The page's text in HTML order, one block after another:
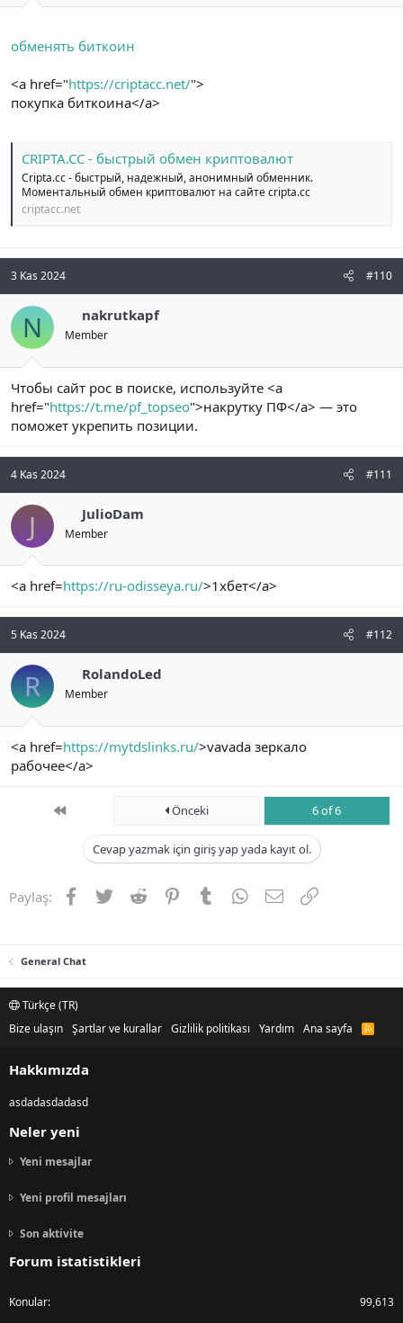
обменять биткоин
<a href="https://criptacc.net/">
покупка биткоина</a>
CRIPTA.CC - быстрый обмен криптовалют
Cripta.cc - быстрый, надежный, анонимный обменник.
Моментальный обмен криптовалют на сайте cripta.cc
criptacc.net
3 Kas 2024 #110
N nakrutkapf
Member
Чтобы сайт рос в поиске, используйте <a
href="https://t.me/pf_topseo">накрутку ПФ</a> — это
поможет укрепить позиции.
4 Kas 2024 #111
J JulioDam
Member
<a href=https://ru-odisseya.ru/>1хбет</a>
5 Kas 2024 #112
R RolandoLed
Member
<a href=https://mytdslinks.ru/>vavada зеркало
рабочее</a>
First Önceki 6 of 6
Cevap yazmak için giriş yap yada kayıt ol.
Paylaş: Facebook
TwitterReddit PinterestTumblrWhatsApp
E-postaLink
General Chat
Türkçe (TR)
Bize ulaşın Şartlar ve kurallar Gizlilik politikası Yardım Ana sayfa
R
S
Hakkımızda
asdadasdadasd
Neler yeni
Yeni mesajlar
Yeni profil mesajları
Son aktivite
Forum istatistikleri
Konular 99,613